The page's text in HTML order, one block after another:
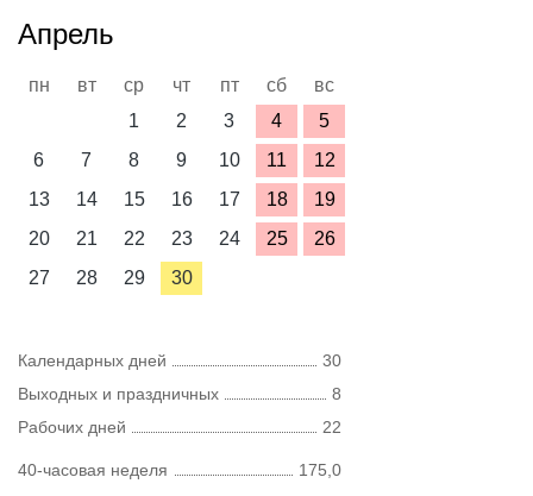
Апрель
пн вт ср чт пт сб
вс
1
2 3 4
5
6
7 8 9 10 11
12
13
14 15 16 17 18
19
20
21 22 23 24 25
26
27
28 29 30
Календарных дней
30
Выходных и праздничных
8
Рабочих дней
22
40-часовая неделя
175,0